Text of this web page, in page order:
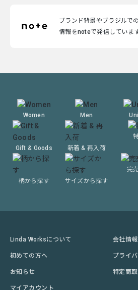
ブランド背景やブラジルで
情報をnoteで発信していま
Women Men
Gift & Goods 新着 & 再入荷
柄から探す サイズから探す
完
Linda Worksについて
初めての方へ
お知らせ
マイアカウント
会社情報
プライ
特定商